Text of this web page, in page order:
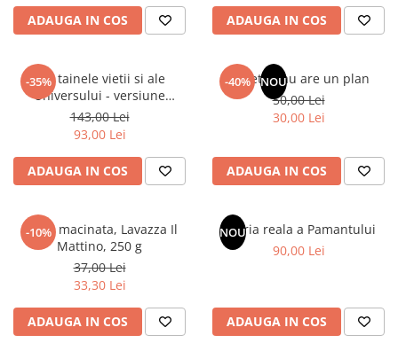
ADAUGA IN COS ADAUGA IN COS
-35%
Din tainele vietii si ale
Universului - versiune
originala din 1939. Volumele I-
III.
143,00 Lei
93,00 Lei
ADAUGA IN COS
-40% NOU
Sufletul tau are un plan
50,00 Lei
30,00 Lei
ADAUGA IN COS
-10%
Cafea macinata, Lavazza Il
Mattino, 250 g
37,00 Lei
33,30 Lei
ADAUGA IN COS
NOU
Istoria reala a Pamantului
90,00 Lei
ADAUGA IN COS